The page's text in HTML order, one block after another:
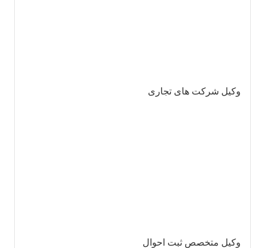
وکیل شرکت های تجاری
وکیل متخصص ثبت احوال